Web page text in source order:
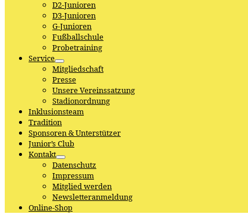
D2-Junioren
D3-Junioren
G-Junioren
Fußballschule
Probetraining
Service
Mitgliedschaft
Presse
Unsere Vereinssatzung
Stadionordnung
Inklusionsteam
Tradition
Sponsoren & Unterstützer
Junior’s Club
Kontakt
Datenschutz
Impressum
Mitglied werden
Newsletteranmeldung
Online-Shop